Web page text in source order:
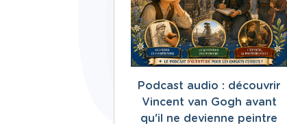
Podcast audio : découvrir
Vincent van Gogh avant
qu'il ne devienne peintre